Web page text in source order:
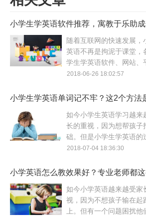
小学生学英语软件推荐，寓教于乐助
随着互联网的快速发展，
英语不再是拘泥于课堂，
学生学英语软件、网站、
来越多，小学生学英语的
些不错的学习软件。
2018-06-26 18:02:57
小学生学英语单词记不牢？这2个方法
星！
如今小学生英语学习越来
长的重视，因为想帮孩子
础。但是小学生学英语的
遇到很多问题，比如很多
个趣味记单词的方法。
2018-07-04 18:36:30
小学英语怎么教效果好？专业老师都
如今小学英语越来越受家
视，因为不想孩子输在起
上。但有一个问题困扰他